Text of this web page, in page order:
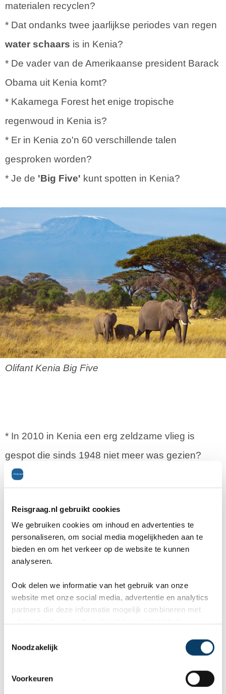
Reisgraag.nl gebruikt cookies
We gebruiken cookies om inhoud en advertenties te
personaliseren, om social media mogelijkheden aan te
bieden en om het verkeer op de website te kunnen
analyseren.
Ook delen we informatie van het gebruik van onze
website met onze social media, advertentie en analytics
partners die deze informatie mogelijk combineren met
Noodzakelijk
Voorkeuren
materialen recyclen?
* Dat ondanks twee jaarlijkse periodes van regen
water schaars is in Kenia?
* De vader van de Amerikaanse president Barack
Obama uit Kenia komt?
* Kakamega Forest het enige tropische
regenwoud in Kenia is?
* Er in Kenia zo'n 60 verschillende talen
gesproken worden?
* Je de 'Big Five' kunt spotten in Kenia?
Olifant Kenia Big Five
* In 2010 in Kenia een erg zeldzame vlieg is
gespot die sinds 1948 niet meer was gezien?
* Kenia vanwege de vele meren de bijnaam
* Bijna twee derde van alle bloemen die uit Kenia
geëxporteerd worden op de bloemenveiling van
Aalsmeer geveild worden?
Kenia te vinden valt?
* Je voor een bezoek aan Kenia een visum nodig
hebt?